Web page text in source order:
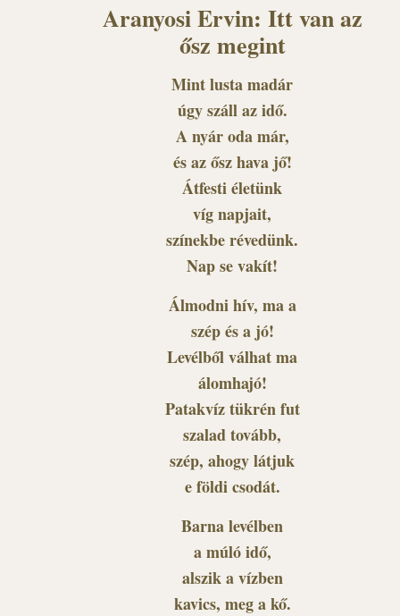
Aranyosi Ervin: Itt van az
ősz megint
Mint lusta madár
úgy száll az idő.
A nyár oda már,
és az ősz hava jő!
Átfesti életünk
víg napjait,
színekbe révedünk.
Nap se vakít!
Álmodni hív, ma a
szép és a jó!
Levélből válhat ma
álomhajó!
Patakvíz tükrén fut
szalad tovább,
szép, ahogy látjuk
e földi csodát.
Barna levélben
a múló idő,
alszik a vízben
kavics, meg a kő.